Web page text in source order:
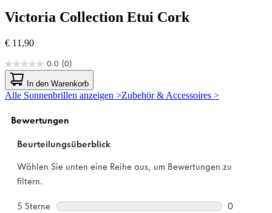
Victoria Collection Etui Cork
€ 11,90
0.0 (0)
0.0
von
5
Sternen.
In den Warenkorb
Alle Sonnenbrillen anzeigen >Zubehör & Accessoires >